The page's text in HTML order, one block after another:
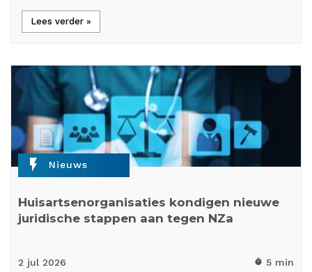
Lees verder »
flash_on Nieuws
Huisartsenorganisaties kondigen nieuwe
juridische stappen aan tegen NZa
2 jul 2026 timer 5 min